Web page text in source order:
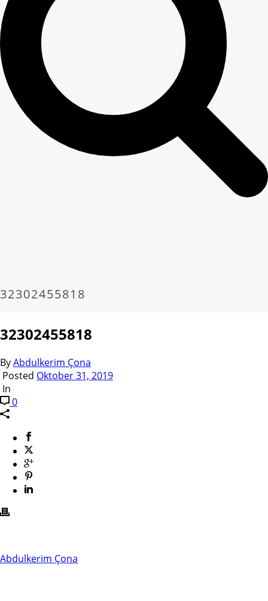
32302455818
32302455818
ByAbdulkerim Çona
Posted Oktober 31, 2019
In
0
Abdulkerim Çona